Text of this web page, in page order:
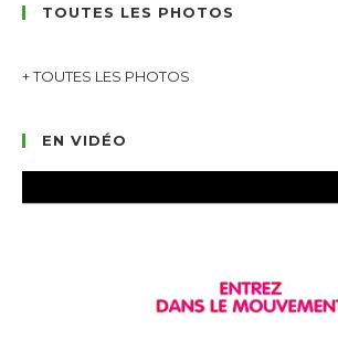
TOUTES LES PHOTOS
+ TOUTES LES PHOTOS
EN VIDÉO